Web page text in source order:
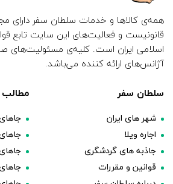
همه‌ی کالاها و خدمات سلطان سفر دارای
قانونیست و فعالیت‌های این سایت تابع
اسلامی ایران است. کلیه‌ی مسئولیت‌های
آژانس‌های ارائه کننده می‌باشد.
سلطان سفر
شهر های ایران
اجاره ویلا
جاذبه های گردشگری
قوانین و مقررات